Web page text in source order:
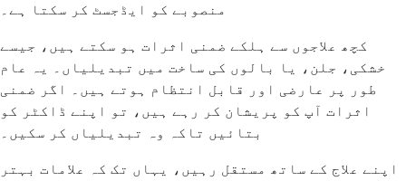
منصوبے کو ایڈجسٹ کر سکتا ہے۔
کچھ علاجوں سے ہلکے ضمنی اثرات ہو سکتے ہیں، جیسے
خشکی، جلن، یا بالوں کی ساخت میں تبدیلیاں۔ یہ عام
طور پر عارضی اور قابل انتظام ہوتے ہیں۔ اگر ضمنی
اثرات آپ کو پریشان کر رہے ہیں، تو اپنے ڈاکٹر کو
بتائیں تاکہ وہ تبدیلیاں کر سکیں۔
اپنے علاج کے ساتھ مستقل رہیں، یہاں تک کہ علامات بہتر